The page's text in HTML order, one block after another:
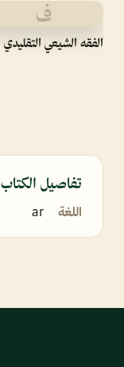
ف
الفقه الشيعي التقليدي
تفاصيل الكتاب
اللغة ar